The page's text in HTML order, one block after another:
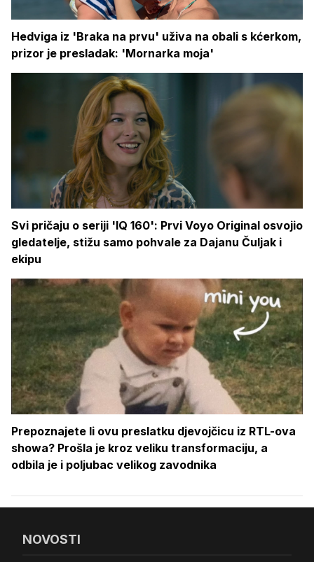
Hedviga iz 'Braka na prvu' uživa na obali s kćerkom,
prizor je presladak: 'Mornarka moja'
Svi pričaju o seriji 'IQ 160': Prvi Voyo Original osvojio
gledatelje, stižu samo pohvale za Dajanu Čuljak i
ekipu
Prepoznajete li ovu preslatku djevojčicu iz RTL-ova
showa? Prošla je kroz veliku transformaciju, a
odbila je i poljubac velikog zavodnika
NOVOSTI